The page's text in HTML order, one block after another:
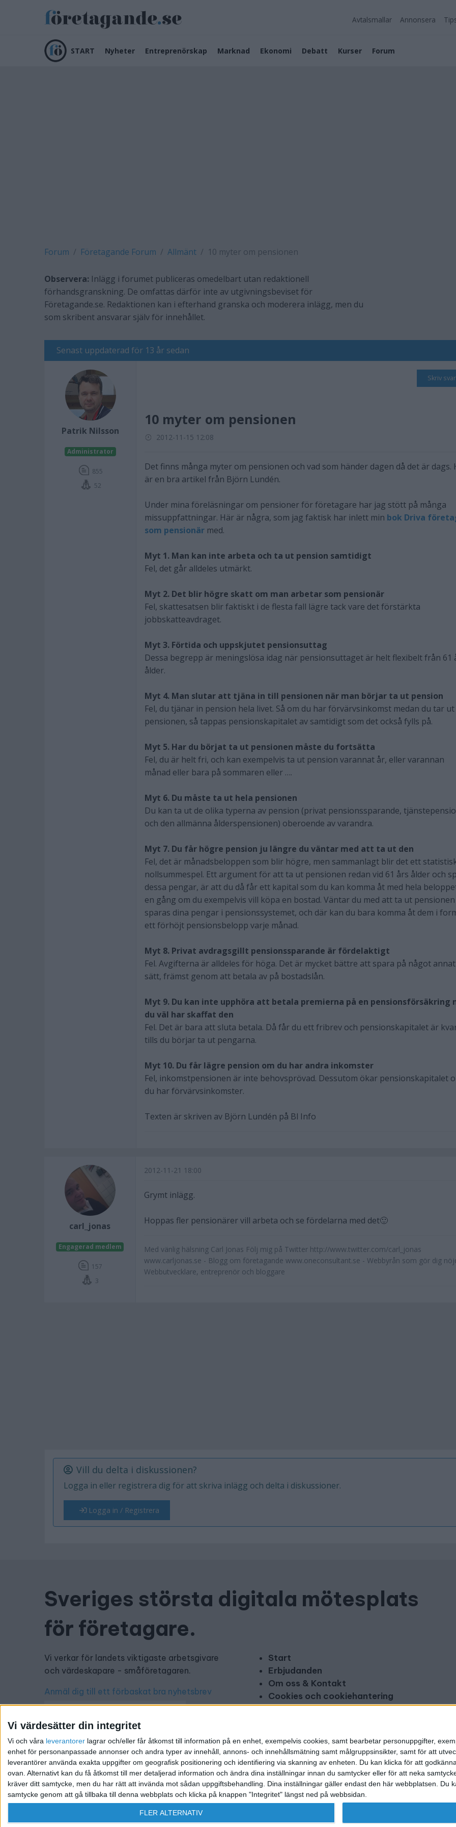
Vi värdesätter din integritet
Vi och våra leverantorer lagrar och/eller får åtkomst till information på en enhet, exempelvis cookies, samt bearbetar personuppgifter,
enhet för personanpassade annonser och andra typer av innehåll, annons- och innehållsmätning samt målgruppsinsikter, samt för att
leverantörer använda exakta uppgifter om geografisk positionering och identifiering via skanning av enheten. Du kan klicka för att
ovan. Alternativt kan du få åtkomst till mer detaljerad information och ändra dina inställningar innan du samtycker eller för att neka
kräver ditt samtycke, men du har rätt att invända mot sådan uppgiftsbehandling. Dina inställningar gäller endast den här webbplatsen.
samtycke genom att gå tillbaka till denna webbplats och klicka på knappen "Integritet" längst ned på webbsidan.
FLER ALTERNATIV
Avtalsmallar Annonsera
START Nyheter Entreprenörskap Marknad Ekonomi Debatt Kurser Forum
Forum Företagande Forum Allmänt 10 myter om pensionen
Observera: Inlägg i forumet publiceras omedelbart utan redaktionell
förhandsgranskning. De omfattas därför inte av utgivningsbeviset för
Företagande.se. Redaktionen kan i efterhand granska och moderera inlägg, men du
som skribent ansvarar själv för innehållet.
Senast uppdaterad för 13 år sedan
Patrik Nilsson
Administrator
855
52
Skriv svar
10 myter om pensionen
2012-11-15 12:08
Det finns många myter om pensionen och vad som händer dagen då det är dags.
är en bra artikel från Björn Lundén.
Under mina föreläsningar om pensioner för företagare har jag stött på många
missuppfattningar. Här är några, som jag faktisk har inlett min bok Driva
som pensionär med.
Myt 1. Man kan inte arbeta och ta ut pension samtidigt
Fel, det går alldeles utmärkt.
Myt 2. Det blir högre skatt om man arbetar som pensionär
Fel, skattesatsen blir faktiskt i de flesta fall lägre tack vare det förstärkta
jobbskatteavdraget.
Myt 3. Förtida och uppskjutet pensionsuttag
Dessa begrepp är meningslösa idag när pensionsuttaget är helt flexibelt från 61
ålder.
Myt 4. Man slutar att tjäna in till pensionen när man börjar ta ut pension
Fel, du tjänar in pension hela livet. Så om du har förvärvsinkomst medan du tar ut
pensionen, så tappas pensionskapitalet av samtidigt som det också fylls på.
Myt 5. Har du börjat ta ut pensionen måste du fortsätta
Fel, du är helt fri, och kan exempelvis ta ut pension varannat år, eller varannan
månad eller bara på sommaren eller ….
Myt 6. Du måste ta ut hela pensionen
Du kan ta ut de olika typerna av pension (privat pensionssparande,
och den allmänna ålderspensionen) oberoende av varandra.
Myt 7. Du får högre pension ju längre du väntar med att ta ut den
Fel, det är månadsbeloppen som blir högre, men sammanlagt blir det ett
nollsummespel. Ett argument för att ta ut pensionen redan vid 61 års ålder och
dessa pengar, är att du då får ett kapital som du kan komma åt med hela
en gång om du exempelvis vill köpa en bostad. Väntar du med att ta ut pensionen
sparas dina pengar i pensionssystemet, och där kan du bara komma åt dem i
ett förhöjt pensionsbelopp varje månad.
Myt 8. Privat avdragsgillt pensionssparande är fördelaktigt
Fel. Avgifterna är alldeles för höga. Det är mycket bättre att spara på något annat
sätt, främst genom att betala av på bostadslån.
Myt 9. Du kan inte upphöra att betala premierna på en pensionsförsäkring
du väl har skaffat den
Fel. Det är bara att sluta betala. Då får du ett fribrev och pensionskapitalet är
tills du börjar ta ut pengarna.
Myt 10. Du får lägre pension om du har andra inkomster
Fel, inkomstpensionen är inte behovsprövad. Dessutom ökar pensionskapitalet
du har förvärvsinkomster.
Texten är skriven av Björn Lundén på Bl Info
carl_jonas
Engagerad medlem
157
3
2012-11-21 18:00
Grymt inlägg.
Hoppas fler pensionärer vill arbeta och se fördelarna med det🙂
Med vänlig hälsning Carl Jonas Följ mig på Twitter http://www.twitter.com/carl_jonas
www.carljonas.se - Blogg om företagande www.oneconsultant.se - Webbyrån som gör dig
Webbutvecklare, entreprenör och bloggare
Vill du delta i diskussionen?
Logga in eller registrera dig för att skriva inlägg och delta i diskussioner.
Logga in / Registrera
Sveriges största digitala mötesplats
för företagare.
Vi verkar för landets viktigaste arbetsgivare
och värdeskapare - småföretagaren.
Anmäl dig till ett förbaskat bra nyhetsbrev
Har du ett nyhetstips?
Kontakta oss: info@foretagande.se
Start
Erbjudanden
Om oss & Kontakt
Cookies och cookiehantering
Copyright och disclaimer
@ 2026 Företagande.se. All rights reserved. | Ansvarig utgivare: Mikael Karlsson